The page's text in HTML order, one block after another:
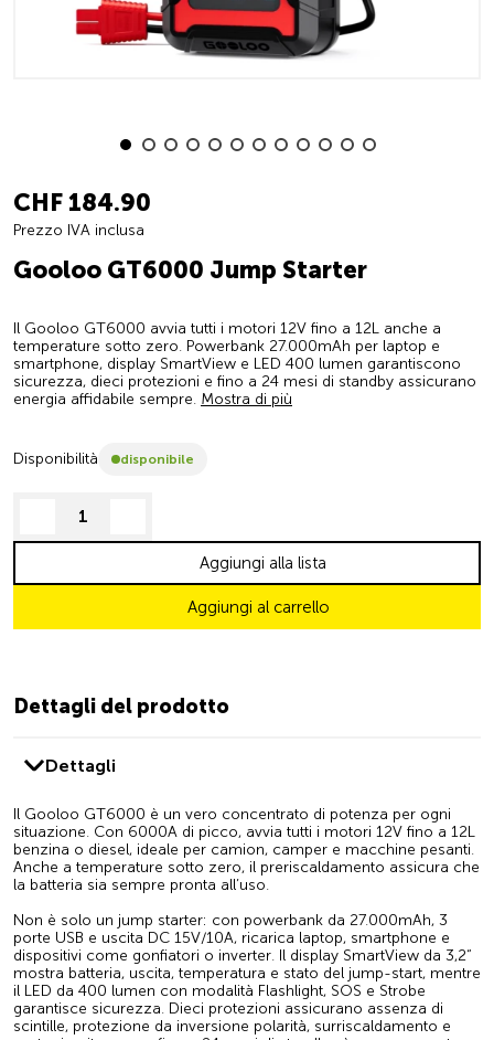
CHF 184.90
Prezzo IVA inclusa
Gooloo GT6000 Jump Starter
Il Gooloo GT6000 avvia tutti i motori 12V fino a 12L anche a
temperature sotto zero. Powerbank 27.000mAh per laptop e
smartphone, display SmartView e LED 400 lumen garantiscono
sicurezza, dieci protezioni e fino a 24 mesi di standby assicurano
energia affidabile sempre. Mostra di più
Disponibilità disponibile
decrease quantity
Aggiungi al carrello
Aggiungi alla lista
Dettagli del prodotto
Dettagli
Il Gooloo GT6000 è un vero concentrato di potenza per ogni
situazione. Con 6000A di picco, avvia tutti i motori 12V fino a 12L
benzina o diesel, ideale per camion, camper e macchine pesanti.
Anche a temperature sotto zero, il preriscaldamento assicura che
la batteria sia sempre pronta all’uso.
Non è solo un jump starter: con powerbank da 27.000mAh, 3
porte USB e uscita DC 15V/10A, ricarica laptop, smartphone e
dispositivi come gonfiatori o inverter. Il display SmartView da 3,2“
mostra batteria, uscita, temperatura e stato del jump-start, mentre
il LED da 400 lumen con modalità Flashlight, SOS e Strobe
garantisce sicurezza. Dieci protezioni assicurano assenza di
scintille, protezione da inversione polarità, surriscaldamento e